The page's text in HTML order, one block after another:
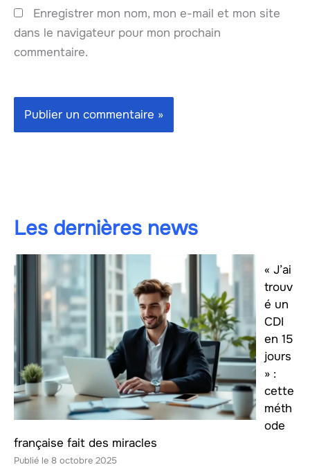
Enregistrer mon nom, mon e-mail et mon site
dans le navigateur pour mon prochain
commentaire.
Les dernières news
« J’ai
trouv
é un
CDI
en 15
jours
» :
cette
méth
ode
française fait des miracles
8 octobre 2025